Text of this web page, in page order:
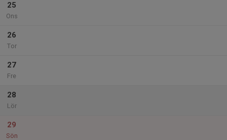
25
Ons
26
Tor
27
Fre
28
Lör
29
Sön